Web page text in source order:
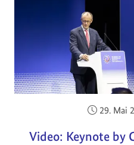
29. Mai
Video: Keynote by